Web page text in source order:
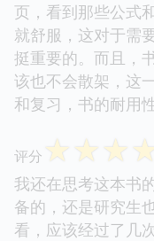
页，看到那些公式
就舒服，这对于需
挺重要的。而且，
该也不会散架，这
和复习，书的耐用
评分 ☆☆☆
我还在思考这本书
备的，还是研究生
看，应该经过了几